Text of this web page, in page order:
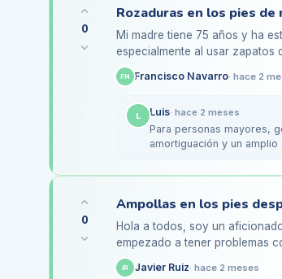
0
Mi madre tiene 75 años y ha
especialmente al usar zapatos
sentada, pero cuando camina…
FN Francisco Navarro· hace 2
L Luis· hace 2 meses
Para personas mayores,
amortiguación y un
0
Ampollas en los pies
Hola a todos, soy un
empezado a tener problemas
talones. Normalmente uso…
JR Javier Ruiz· hace 2 meses